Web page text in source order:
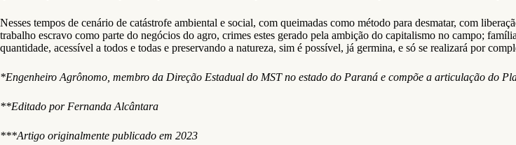
Nesses tempos de cenário de catástrofe ambiental e social, com queimadas como método para desmatar, com
trabalho escravo como parte do negócios do agro, crimes estes gerado pela ambição do capitalismo no campo;
quantidade, acessível a todos e todas e preservando a natureza, sim é possível, já germina, e só se realizará por
*Engenheiro Agrônomo, membro da Direção Estadual do MST no estado do Paraná e compõe a articulação do
**Editado por Fernanda Alcântara
***Artigo originalmente publicado em 2023